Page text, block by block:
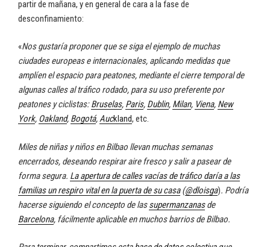
partir de mañana, y en general de cara a la fase de
desconfinamiento:
«Nos gustaría proponer que se siga el ejemplo de muchas
ciudades europeas e internacionales, aplicando medidas que
amplíen el espacio para peatones, mediante el cierre temporal de
algunas calles al tráfico rodado, para su uso preferente por
peatones y ciclistas:Bruselas, Paris, Dublin, Milan, Viena, New
York, Oakland, Bogotá,Auckland, etc.
Miles de niñas y niños en Bilbao llevan muchas semanas
encerrados, deseando respirar aire fresco y salir a pasear de
forma segura. La apertura de calles vacías de tráfico daría a las
familias un respiro vital en la puerta de su casa(@dloisga). Podría
hacerse siguiendo el concepto de lassupermanzanasde
Barcelona, fácilmente aplicable en muchos barrios de Bilbao.